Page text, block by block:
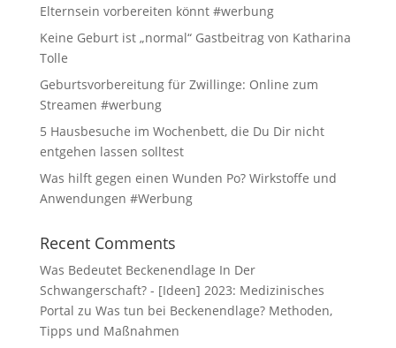
Elternsein vorbereiten könnt #werbung
Keine Geburt ist „normal“ Gastbeitrag von Katharina
Tolle
Geburtsvorbereitung für Zwillinge: Online zum
Streamen #werbung
5 Hausbesuche im Wochenbett, die Du Dir nicht
entgehen lassen solltest
Was hilft gegen einen Wunden Po? Wirkstoffe und
Anwendungen #Werbung
Recent Comments
Was Bedeutet Beckenendlage In Der
Schwangerschaft? - [Ideen] 2023: Medizinisches
Portal zu Was tun bei Beckenendlage? Methoden,
Tipps und Maßnahmen